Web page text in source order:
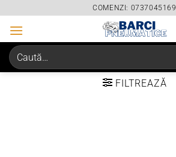
content
COMENZI: 0737045169
Caută
după:
FILTREAZĂ